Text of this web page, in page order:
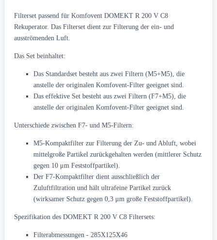
Filterset passend für Komfovent DOMEKT R 200 V C8
Rekuperator. Das Filterset dient zur Filterung der ein- und
ausströmenden Luft.
Das Set beinhaltet:
Das Standardset besteht aus zwei Filtern (M5+M5), die
anstelle der originalen Komfovent-Filter geeignet sind.
Das effektive Set besteht aus zwei Filtern (F7+M5), die
anstelle der originalen Komfovent-Filter geeignet sind.
Unterschiede zwischen F7- und M5-Filtern:
M5-Kompaktfilter zur Filterung der Zu- und Abluft, wobei
mittelgroße Partikel zurückgehalten werden (mittlerer Schutz
gegen 10 μm Feststoffpartikel).
Der F7-Kompaktfilter dient ausschließlich der
Zuluftfiltration und hält ultrafeine Partikel zurück
(wirksamer Schutz gegen 0,3 μm große Feststoffpartikel).
Spezifikation des DOMEKT R 200 V C8 Filtersets:
Filterabmessungen - 285X125X46